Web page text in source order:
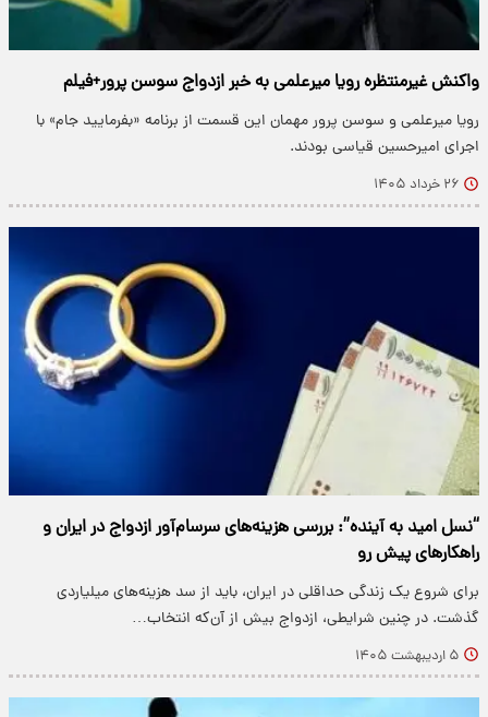
واکنش غیرمنتظره رویا میرعلمی به خبر ازدواج سوسن پرور+فیلم
رویا میرعلمی و سوسن پرور مهمان این قسمت‌ از برنامه «بفرمایید جام» با
اجرای امیرحسین قیاسی بودند.
۲۶ خرداد ۱۴۰۵
“نسل امید به آینده”: بررسی هزینه‌های سرسام‌آور ازدواج در ایران و
راهکارهای پیش رو
برای شروع یک زندگی حداقلی در ایران، باید از سد هزینه‌های میلیاردی
گذشت. در چنین شرایطی، ازدواج بیش از آن‌که انتخاب…
۵ اردیبهشت ۱۴۰۵